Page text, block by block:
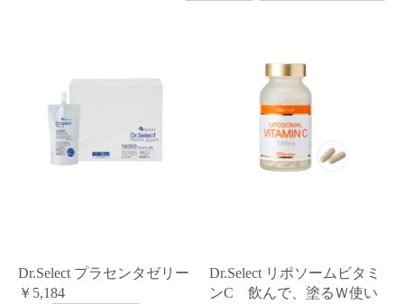
Dr.Select プラセンタゼリー
￥5,184
Dr.Select リポソームビタミ
ンC 飲んで、塗るＷ使い